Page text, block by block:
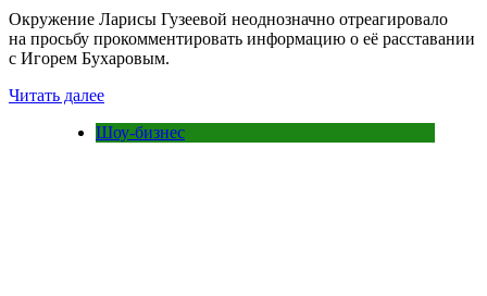
Окружение Ларисы Гузеевой неоднозначно отреагировало
на просьбу прокомментировать информацию о её расставании
с Игорем Бухаровым.
Читать далее
Шоу-бизнес